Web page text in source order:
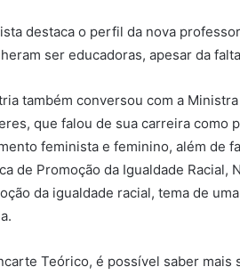
destaca o perfil da nova
ser educadoras, apesar da
também conversou com a
que falou de sua carreira como
feminista e feminino, além de
de Promoção da Igualdade Racial,
da igualdade racial, tema de
Teórico, é possível saber